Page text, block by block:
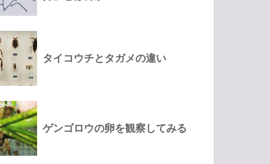
タイコウチとタガメの違い
ゲンゴロウの卵を観察してみる